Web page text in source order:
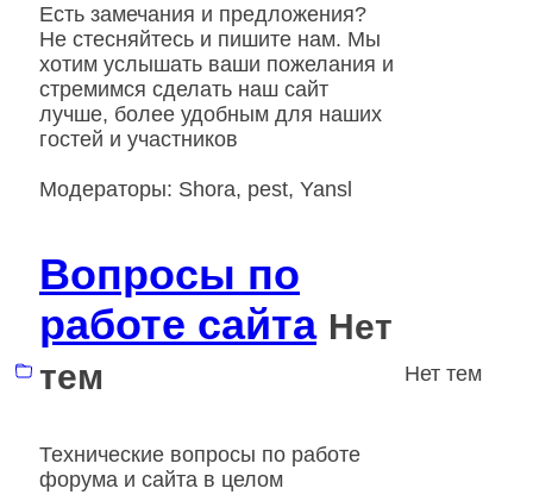
Есть замечания и предложения?
Не стесняйтесь и пишите нам. Мы
хотим услышать ваши пожелания и
стремимся сделать наш сайт
лучше, более удобным для наших
гостей и участников
Модераторы: Shora, pest, Yansl
Вопросы по
работе сайта Нет
тем
Технические вопросы по работе
форума и сайта в целом
Нет тем